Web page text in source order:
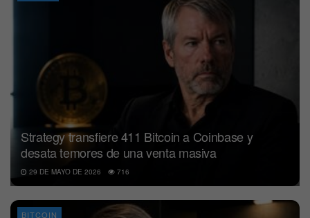
Strategy transfiere 411 Bitcoin a Coinbase y
desata temores de una venta masiva
29 DE MAYO DE 2026 716
BITCOIN